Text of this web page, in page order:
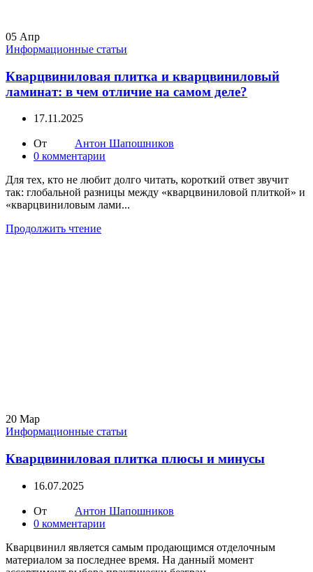
05 Апр
Информационные статьи
Кварцвиниловая плитка и кварцвиниловый
ламинат: в чем отличие на самом деле?
17.11.2025
От
Антон Шапошников
0 комментарии
Для тех, кто не любит долго читать, короткий ответ звучит
так: глобальной разницы между «кварцвиниловой плиткой» и
«кварцвиниловым лами...
Продолжить чтение
20 Мар
Информационные статьи
Кварцвиниловая плитка плюсы и минусы
16.07.2025
От
Антон Шапошников
0 комментарии
Кварцвинил является самым продающимся отделочным
материалом за последнее время. На данный момент